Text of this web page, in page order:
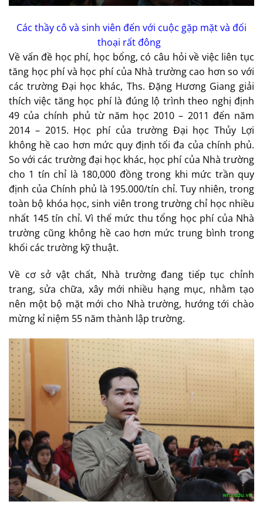
Các thầy cô và sinh viên đến với cuộc gặp mặt và đối
thoại rất đông
Về vấn đề học phí, học bổng, có câu hỏi về việc liên tục
tăng học phí và học phí của Nhà trường cao hơn so với
các trường Đại học khác, Ths. Đặng Hương Giang giải
thích việc tăng học phí là đúng lộ trình theo nghị định
49 của chính phủ từ năm học 2010 – 2011 đến năm
2014 – 2015. Học phí của trường Đại học Thủy Lợi
không hề cao hơn mức quy định tối đa của chính phủ.
So với các trường đại học khác, học phí của Nhà trường
cho 1 tín chỉ là 180,000 đồng trong khi mức trần quy
định của Chính phủ là 195.000/tín chỉ. Tuy nhiên, trong
toàn bộ khóa học, sinh viên trong trường chỉ học nhiều
nhất 145 tín chỉ. Vì thế mức thu tổng học phí của Nhà
trường cũng không hề cao hơn mức trung bình trong
khối các trường kỹ thuật.
Về cơ sở vật chất, Nhà trường đang tiếp tục chỉnh
trang, sửa chữa, xây mới nhiều hạng mục, nhằm tạo
nên một bộ mặt mới cho Nhà trường, hướng tới chào
mừng kỉ niệm 55 năm thành lập trường.